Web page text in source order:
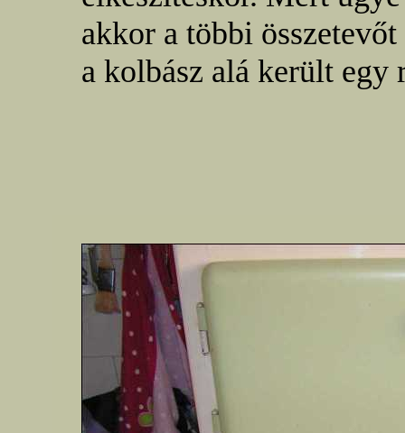
akkor a többi
a kolbász alá került egy